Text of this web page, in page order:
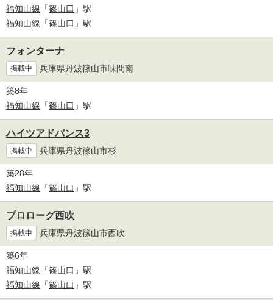
福知山線 「篠山口 」駅
福知山線 「篠山口 」駅
フォンターナ
掲載中 兵庫県丹波篠山市味間南
築8年
福知山線 「篠山口 」駅
ハイツアドバンス3
掲載中 兵庫県丹波篠山市杉
築28年
福知山線 「篠山口 」駅
プロローグ西吹
掲載中 兵庫県丹波篠山市西吹
築6年
福知山線 「篠山口 」駅
福知山線 「篠山口 」駅